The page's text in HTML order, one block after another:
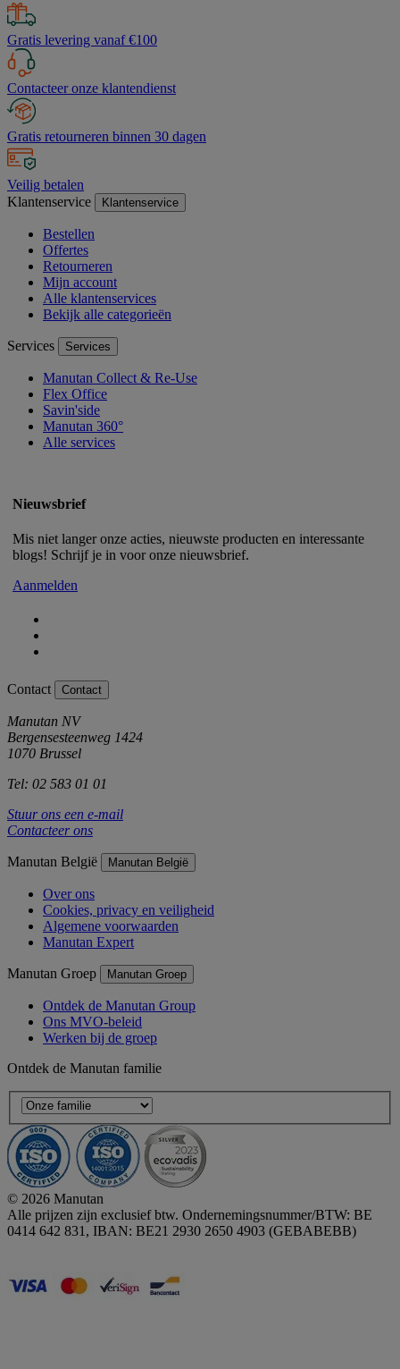
Gratis levering vanaf €100
Contacteer onze klantendienst
Gratis retourneren binnen 30 dagen
Veilig betalen
Klantenservice
Klantenservice
Bestellen
Offertes
Retourneren
Mijn account
Alle klantenservices
Bekijk alle categorieën
Services Services
Manutan Collect & Re-Use
Flex Office
Savin'side
Manutan 360°
Alle services
Nieuwsbrief
Mis niet langer onze acties, nieuwste producten en interessante
blogs! Schrijf je in voor onze nieuwsbrief.
Aanmelden
Contact Contact
Manutan NV
Bergensesteenweg 1424
1070 Brussel
Tel: 02 583 01 01
Stuur ons een e-mail
Contacteer ons
Manutan België Manutan België
Over ons
Cookies, privacy en veiligheid
Algemene voorwaarden
Manutan Expert
Manutan Groep Manutan Groep
Ontdek de Manutan Group
Ons MVO-beleid
Werken bij de groep
Ontdek de Manutan familie
© 2026 Manutan
Alle prijzen zijn exclusief btw. Ondernemingsnummer/BTW: BE
0414 642 831, IBAN: BE21 2930 2650 4903 (GEBABEBB)